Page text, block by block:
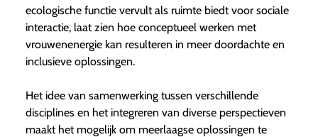
ecologische functie vervult als ruimte biedt voor sociale
interactie, laat zien hoe conceptueel werken met
vrouwenenergie kan resulteren in meer doordachte en
inclusieve oplossingen.
Het idee van samenwerking tussen verschillende
disciplines en het integreren van diverse perspectieven
maakt het mogelijk om meerlaagse oplossingen te